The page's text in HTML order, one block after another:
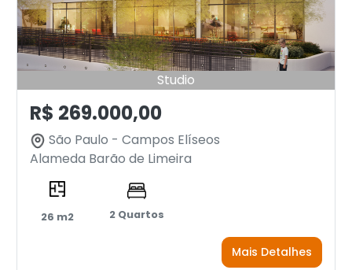
Studio
R$ 269.000,00
São Paulo - Campos Elíseos
Alameda Barão de Limeira
26 m2 2 Quartos
Mais Detalhes